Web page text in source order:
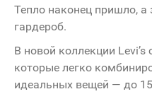
Тепло наконец пришло, а
гардероб.
В новой коллекции
которые легко
идеальных вещей — до